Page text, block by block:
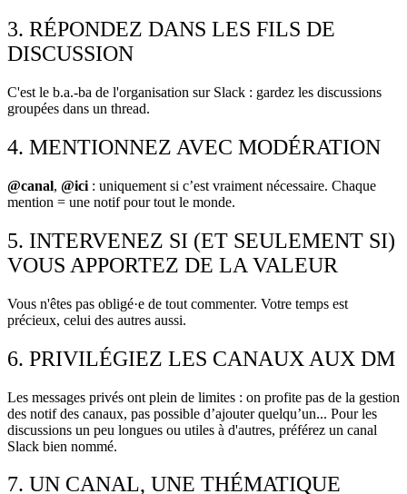
3. RÉPONDEZ DANS LES FILS DE
DISCUSSION
C'est le b.a.-ba de l'organisation sur Slack : gardez les discussions
groupées dans un thread.
4. MENTIONNEZ AVEC MODÉRATION
@canal, @ici : uniquement si c’est vraiment nécessaire. Chaque
mention = une notif pour tout le monde.
5. INTERVENEZ SI (ET SEULEMENT SI)
VOUS APPORTEZ DE LA VALEUR
Vous n'êtes pas obligé·e de tout commenter. Votre temps est
précieux, celui des autres aussi.
6. PRIVILÉGIEZ LES CANAUX AUX DM
Les messages privés ont plein de limites : on profite pas de la gestion
des notif des canaux, pas possible d’ajouter quelqu’un... Pour les
discussions un peu longues ou utiles à d'autres, préférez un canal
Slack bien nommé.
7. UN CANAL, UNE THÉMATIQUE